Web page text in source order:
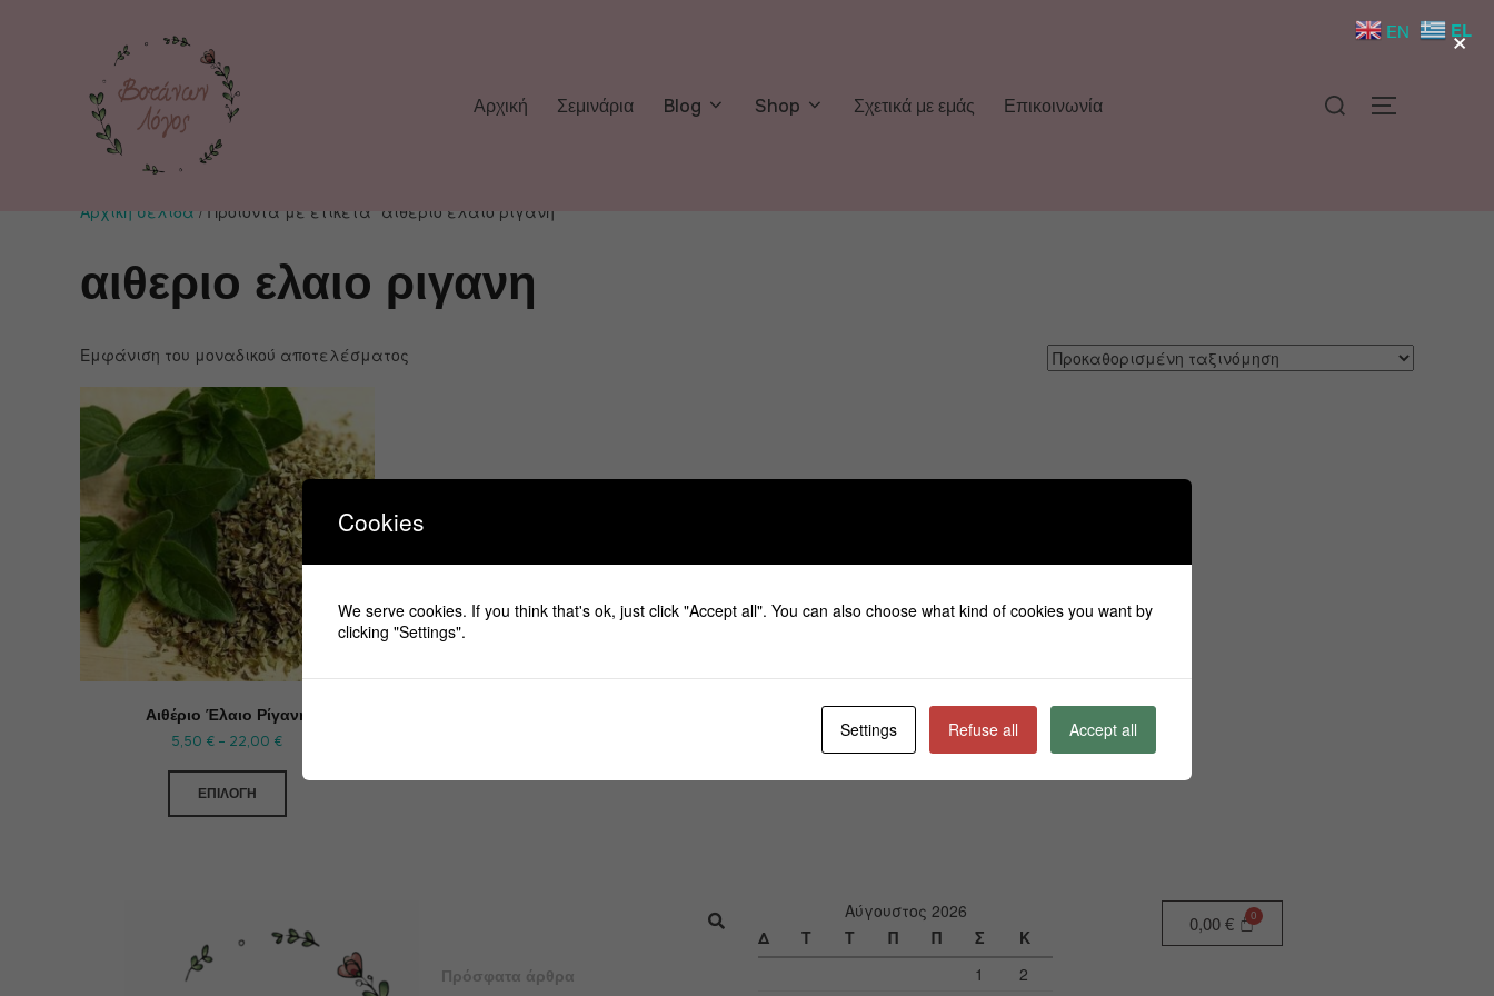
Αρχική Σεμινάρια Blog Shop Σχετικά με εμάς Επικοινωνία
Αρχική σελίδα / Προϊόντα με ετικέτα “αιθεριο ελαιο ριγανη”
αιθεριο ελαιο ριγανη
Εμφάνιση του μοναδικού αποτελέσματος
Αιθέριο Έλαιο Ρίγανη
5,50 € – 22,00 €
ΕΠΙΛΟΓΉ
Πρόσφατα άρθρα
Αύγουστος 2026
Δ
Τ Τ Π Π Σ
Κ
1
2
0,00€
×
Cookies
We serve cookies. If you think that's ok, just click "Accept all". You can also choose what kind of cookies you want by
clicking "Settings".
Settings Refuse all Accept all
EN EL